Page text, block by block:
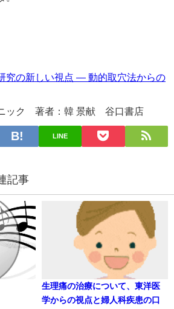
究の新しい視点 ― 動的取穴法からの
ック 著者：韓 景献 谷口書店
LINE
記事
生理痛の治療について、東洋医
学からの視点と婦人科疾患の口